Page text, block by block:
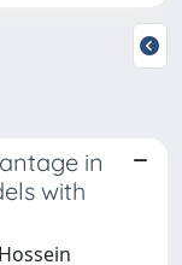
in
with